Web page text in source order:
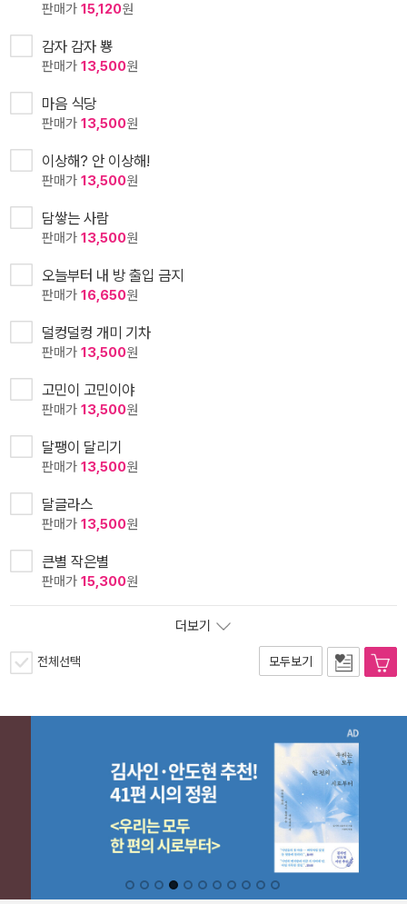
판매가 15,120원
감자 감자 뿅
판매가 13,500원
마음 식당
판매가 13,500원
이상해? 안 이상해!
판매가 13,500원
담쌓는 사람
판매가 13,500원
오늘부터 내 방 출입 금지
판매가 16,650원
덜컹덜컹 개미 기차
판매가 13,500원
고민이 고민이야
판매가 13,500원
달팽이 달리기
판매가 13,500원
달글라스
판매가 13,500원
큰별 작은별
판매가 15,300원
더보기
전체선택 모두보기